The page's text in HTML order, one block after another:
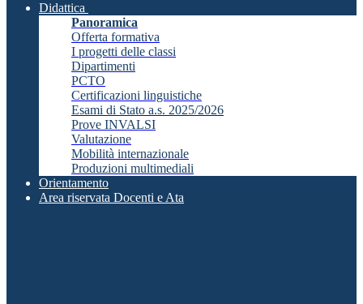
Didattica
Panoramica
Offerta formativa
I progetti delle classi
Dipartimenti
PCTO
Certificazioni linguistiche
Esami di Stato a.s. 2025/2026
Prove INVALSI
Valutazione
Mobilità internazionale
Produzioni multimediali
Orientamento
Area riservata Docenti e Ata